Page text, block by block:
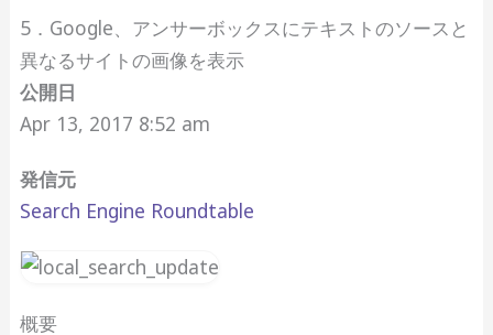
5．Google、アンサーボックスにテキストのソースと
異なるサイトの画像を表示
公開日
Apr 13, 2017 8:52 am
発信元
Search Engine Roundtable
概要